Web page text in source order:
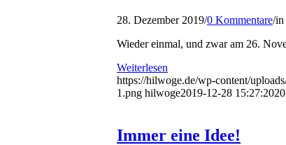
28. Dezember 2019/0 Kommentare/in
Wieder einmal, und zwar am 26.
Weiterlesen
https://hilwoge.de/wp-content/
1.png hilwoge2019-12-28 15:27:20
Immer eine Idee!